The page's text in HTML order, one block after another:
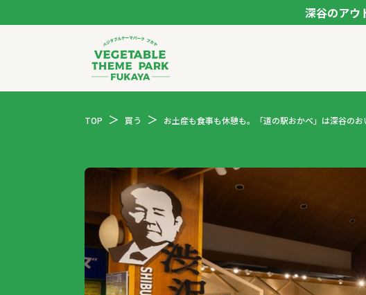
深谷のアウ
トップページ
モデルコース
スポット
イベント
体験
TOP 買う お土産も食事も休憩も。「道の駅おかべ」は深谷の